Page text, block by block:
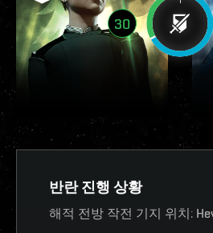
30
반란 진행 상황
해적 전방 작전 기지 위치: